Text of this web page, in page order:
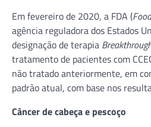
Em fevereiro de 2020, a FDA (
agência reguladora dos Estados
designação de terapia
tratamento de pacientes com
não tratado anteriormente, em
padrão atual, com base nos
Câncer de cabeça e pescoço